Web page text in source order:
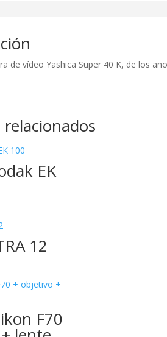
de vídeo Yashica Super 40 K, de los
EK
12
F70